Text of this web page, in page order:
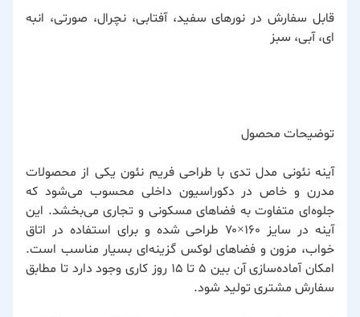
قابل سفارش در نورهای سفید، آفتابی، نچرال، صورتی، انبه
ای، آبی، سبز
توضیحات محصول
آینه نئونی مدل تدی با طراحی فریم نئون یکی از محصولات
مدرن و خاص در دکوراسیون داخلی محسوب می‌شود که
جلوه‌ای متفاوت به فضاهای مسکونی و تجاری می‌بخشد. این
آینه در سایز ۱۶۰×۷۰ طراحی شده و برای استفاده در اتاق
خواب، مزون و فضاهای لوکس گزینه‌ای بسیار مناسب است.
امکان آماده‌سازی آن بین ۵ تا ۱۵ روز کاری وجود دارد تا مطابق
سفارش مشتری تولید شود.